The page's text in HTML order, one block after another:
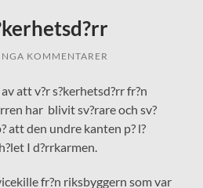
KOMMENTARER
att v?r s?kerhetsd?rr fr?n
har blivit sv?rare och sv?
att den undre kanten p? l?
I d?rrkarmen.
fr?n riksbyggern som var